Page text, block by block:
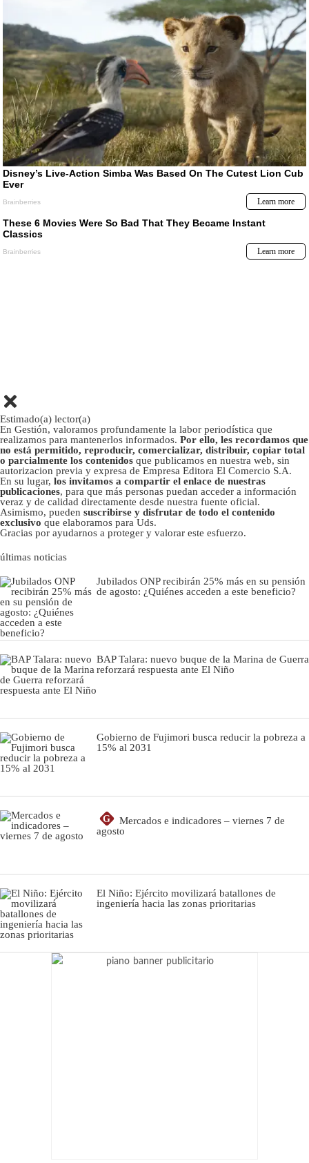
Estimado(a) lector(a)
En Gestión, valoramos profundamente la labor periodística que
realizamos para mantenerlos informados. Por ello, les recordamos que
no está permitido, reproducir, comercializar, distribuir, copiar total
o parcialmente los contenidos que publicamos en nuestra web, sin
autorizacion previa y expresa de Empresa Editora El Comercio S.A.
En su lugar, los invitamos a compartir el enlace de nuestras
publicaciones, para que más personas puedan acceder a información
veraz y de calidad directamente desde nuestra fuente oficial.
Asimismo, pueden suscribirse y disfrutar de todo el contenido
exclusivo que elaboramos para Uds.
Gracias por ayudarnos a proteger y valorar este esfuerzo.
últimas noticias
Jubilados ONP recibirán 25% más en su pensión
de agosto: ¿Quiénes acceden a este beneficio?
BAP Talara: nuevo buque de la Marina de Guerra
reforzará respuesta ante El Niño
Gobierno de Fujimori busca reducir la pobreza a
15% al 2031
G
Mercados e indicadores – viernes 7 de
agosto
El Niño: Ejército movilizará batallones de
ingeniería hacia las zonas prioritarias